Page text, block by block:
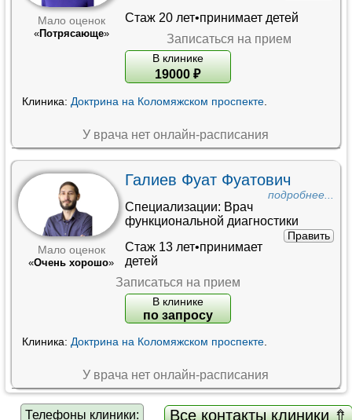
Мало оценок
«Потрясающе»
Стаж 20 лет•принимает детей
Записаться на прием
В клинике
19000 ₽
Клиника: Доктрина на Коломяжском проспекте.
У врача нет онлайн-расписания
Мало оценок
«Очень хорошо»
Галиев Фуат Фуатович
подробнее...
Специализации: Врач
функциональной диагностики
Править
Стаж 13 лет•принимает
детей
Записаться на прием
В клинике
по запросу
Клиника: Доктрина на Коломяжском проспекте.
У врача нет онлайн-расписания
Телефоны клиники: Все контакты клиники ⇮